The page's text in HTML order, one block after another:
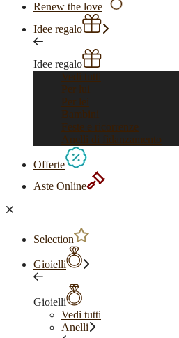
Renew the love
Idee regalo
Idee regalo
Vedi tutti
Per lui
Per lei
Bambini
Feste e ricorrenze
Anelli di fidanzamento
Offerte
Aste Online
Selection
Gioielli
Gioielli
Vedi tutti
Anelli